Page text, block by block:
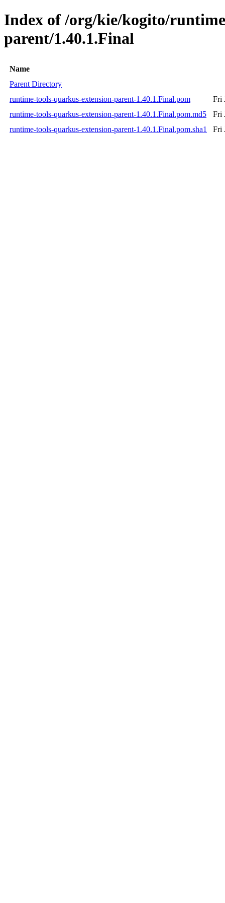
Index of /org/kie/kogito/
parent/1.40.1.Final
Name
Parent Directory
runtime-tools-quarkus-extension-parent-1.40.1.Final.pom
Fri
runtime-tools-quarkus-extension-parent-1.40.1.Final.pom.md5
Fri
runtime-tools-quarkus-extension-parent-1.40.1.Final.pom.sha1
Fri